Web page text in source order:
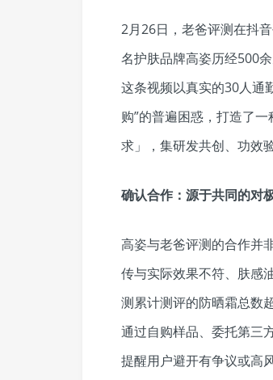
2月26日，老爸评测在抖
名护肤品牌高姿历经500
这条视频以真实的30人通
购”的普遍困惑，打造了
求」，集研发共创、功效
确认合作：源于共同的对
高姿与老爸评测的合作并
传与实际效果不符、肤感
测累计测评的防晒霜总数
通过自购样品、委托第三
提醒用户避开有争议或高